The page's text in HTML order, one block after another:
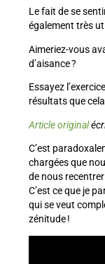
Le fait de se
également très
Aimeriez-vous
d’aisance ?
Essayez
résultats que
Article original
C’est
chargées que
de nous
C’est ce que je
qui se veut
zénitude !